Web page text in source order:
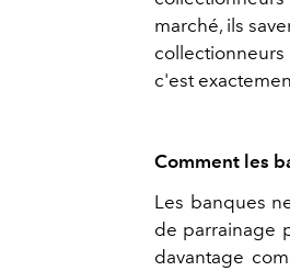
marché, ils
c'est
Comment les
Les banques
de parrainage
davantage